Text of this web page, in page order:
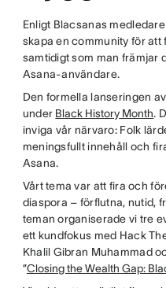
Enligt Blacsanas
skapa en community för
samtidigt som man främjar
Asana-användare.
Den formella lanseringen
under Black History Month.
inviga vår närvaro: Folk
meningsfullt innehåll och
Asana.
Vårt tema var att fira och
diaspora – förflutna, nutid,
teman organiserade vi tre
ett kundfokus med Hack
Khalil Gibran Muhammad
”Closing the Wealth Gap: